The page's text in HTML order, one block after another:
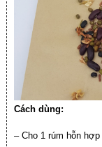
Cách dùng:
– Cho 1 rúm hỗn